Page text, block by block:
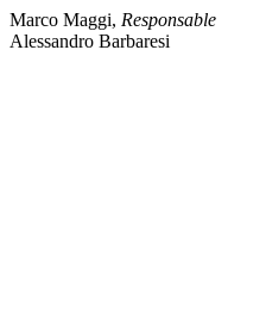
Marco Maggi, Responsable
Alessandro Barbaresi